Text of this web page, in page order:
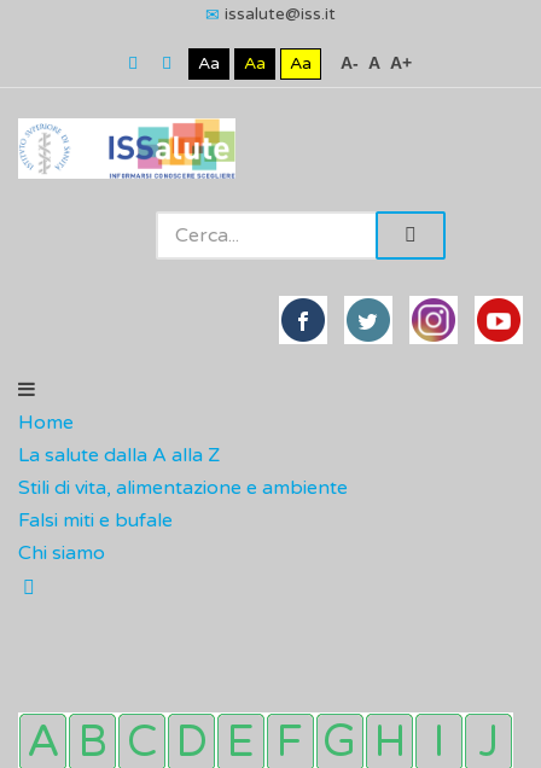
issalute@iss.it
Aa Aa Aa A- A A+
Home
La salute dalla A alla Z
Stili di vita, alimentazione e ambiente
Falsi miti e bufale
Chi siamo